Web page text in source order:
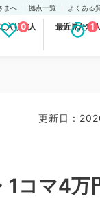
まへ 拠点一覧 よくある
入り求人
0 最近見た求人
1
更新日 :
コマ4万